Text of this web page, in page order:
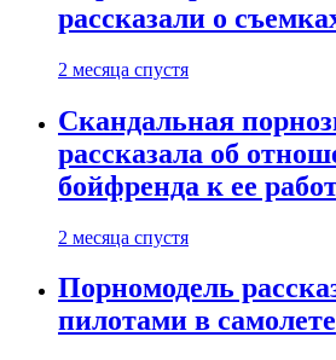
рассказали о
2 месяца спустя
Скандальная
рассказала об
бойфренда к ее
2 месяца спустя
Порномодель
пилотами в самолете